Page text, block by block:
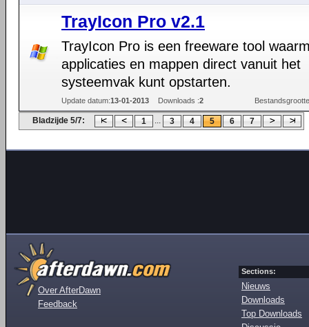
TrayIcon Pro v2.1
TrayIcon Pro is een freeware tool
applicaties en mappen direct vanuit het
systeemvak kunt opstarten.
Update datum:13-01-2013 Downloads :2
Bladzijde 5/7: 1 ... 3 4 5 6 7
Over AfterDawn
Feedback
Sections:
Nieuws
Downloads
Top Downloads